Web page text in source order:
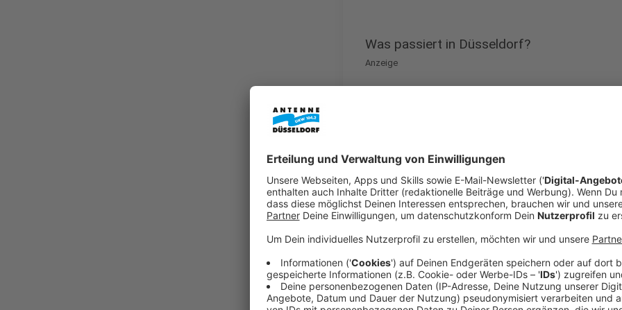
Was passiert in Düsseldorf?
Anzeige
die
getestet. Durch die Probealarme der vergangenen
Beschallungslücken im Sirenennetz der
werden. Was auch immer wichtig ist: Mit den
welche verschiedenen Warntöne es gibt und was
einen Ernstfall geben (z.B. Störfall in der Industrie;
"Nur wer die Bedeutung der Sirenen,
über die sozialen Netzwerke sowie das Internet
kennenlernt, kann im Notfall auch richtig
von der Lieth."Durch die schon seit vielen
Probeläufe möchten wir erreichen, dass die